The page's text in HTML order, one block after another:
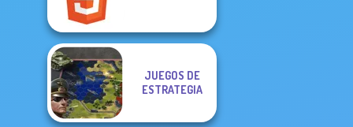
JUEGOS DE
ESTRATEGIA